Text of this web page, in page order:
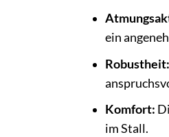
ein
Robustheit:
Komfort:
im Stall.